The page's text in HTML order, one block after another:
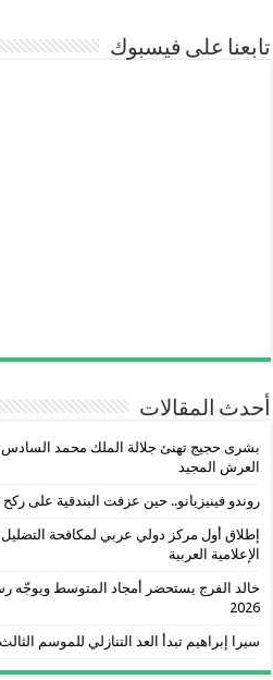
تابعنا على فيسبوك
أحدث المقالات
بشرى حجيج تهنئ جلالة الملك محمد
العرش المجيد
روندو فينيزيانو.. حين عزفت البندقية على
إطلاق أول مركز دولي عربي لمكافحة التضليل
الإعلامية العربية
خالد الفرج يستحضر أمجاد المتوسط ويوجّه
2026
سيرا إبراهيم تبدأ العد التنازلي للموسم